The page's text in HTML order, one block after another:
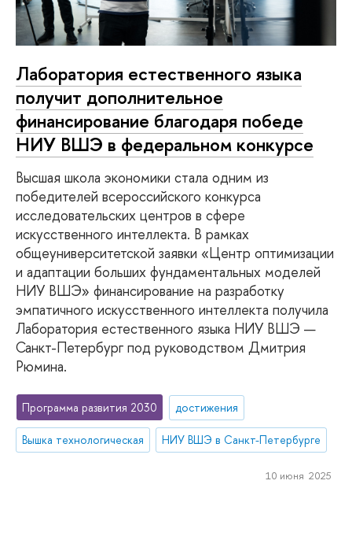
Лаборатория естественного языка
получит дополнительное
финансирование благодаря победе
НИУ ВШЭ в федеральном конкурсе
Высшая школа экономики стала одним из
победителей всероссийского конкурса
исследовательских центров в сфере
искусственного интеллекта. В рамках
общеуниверситетской заявки «Центр оптимизации
и адаптации больших фундаментальных моделей
НИУ ВШЭ» финансирование на разработку
эмпатичного искусственного интеллекта получила
Лаборатория естественного языка НИУ ВШЭ —
Санкт-Петербург под руководством Дмитрия
Рюмина.
Программа развития 2030 достижения
Вышка технологическая НИУ ВШЭ в Санкт-Петербурге
10 июня 2025